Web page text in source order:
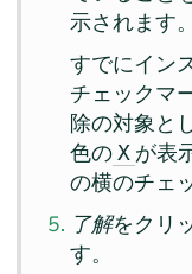
示されます。
すでにイン
チェックマ
除の対象と
色のX が表
の横のチェ
了解をクリ
す。